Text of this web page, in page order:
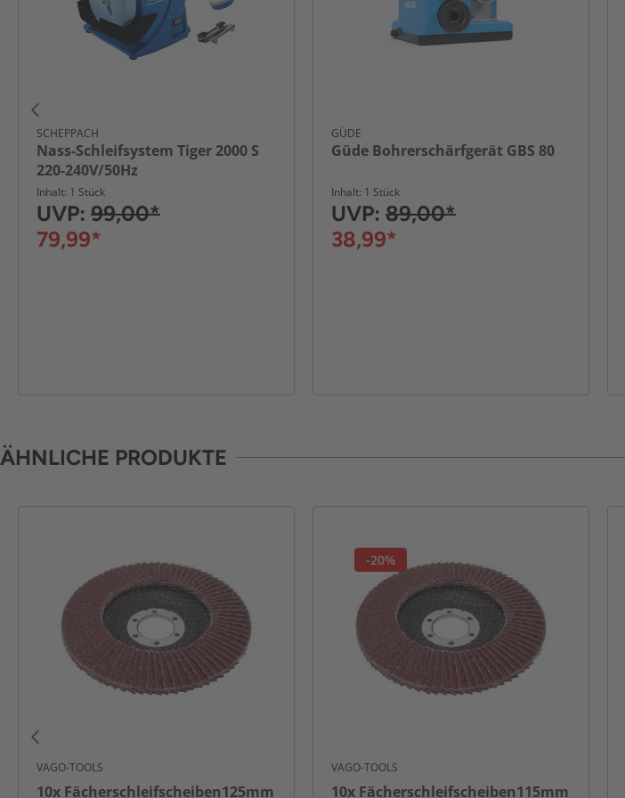
SCHEPPACH
Nass-Schleifsystem Tiger 2000 S
220-240V/50Hz
Inhalt: 1 Stück
UVP: 99,00*
79,99*
GÜDE
Güde Bohrerschärfgerät GBS 80
Inhalt: 1 Stück
UVP: 89,00*
38,99*
ÄHNLICHE PRODUKTE
VAGO-TOOLS
10x Fächerschleifscheiben125mm
-20%
VAGO-TOOLS
10x Fächerschleifscheiben115mm